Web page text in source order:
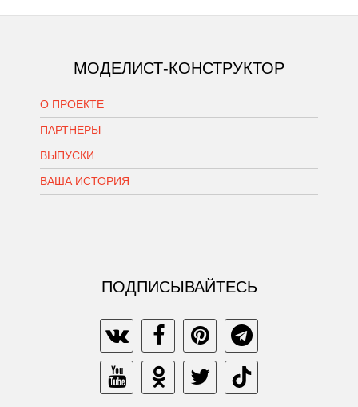
МОДЕЛИСТ-КОНСТРУКТОР
О ПРОЕКТЕ
ПАРТНЕРЫ
ВЫПУСКИ
ВАША ИСТОРИЯ
ПОДПИСЫВАЙТЕСЬ